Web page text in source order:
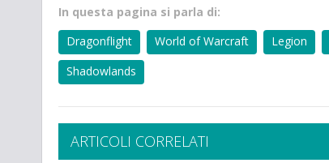
In questa pagina si parla di:
Dragonflight
World of Warcraft Legion
Shadowlands
ARTICOLI CORRELATI